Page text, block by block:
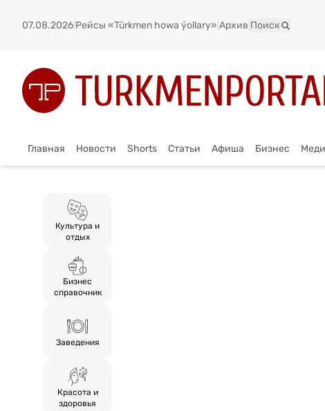
07.08.2026 Рейсы «Türkmen howa ýollary» Архив Поиск
Главная Новости Shorts Статьи Афиша Бизнес
Культура и
отдых
Бизнес
справочник
Заведения
Красота и
здоровья